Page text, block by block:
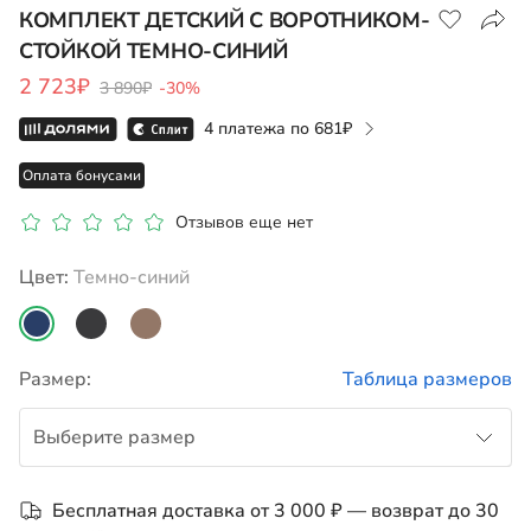
КОМПЛЕКТ ДЕТСКИЙ С ВОРОТНИКОМ-
СТОЙКОЙ ТЕМНО-СИНИЙ
2 723₽ 3 890₽ -30%
4 платежа по 681
Оплата бонусами
Отзывов еще нет
Цвет: темно-синий
Размер: Таблица размеров
Выберите размер
86Бесплатная доставка от 3 000 ₽ — возврат до 30